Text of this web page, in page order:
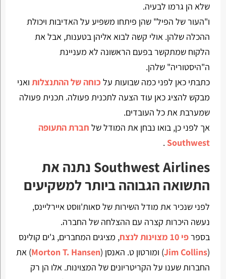
שלא הן גרמו לבעיה.
ו"העור של הפיל" שהן פיתחו משפיע על האדיבות ויכולת
ההכלה שלהן. אולי קשה לבוא אליהן בטענות, אבל את
הלקוח שמתקשר בפעם הראשונה לא מעניינת
ה"היסטוריה" שלהן.
כתבתי כאן לפני כמה שבועות על כוחה של ההתנצלותואני
מבקש להציג כאן עוד הצעה לתכנית פעולה. תכנית פעולה
שמערבת את כל העובדים.
אך לפני כן, בואו נבחן את המודל של חברת התעופה
Southwest
.
Southwest Airlines נתנה את
התשואה הגבוהה ביותר למשקיעים
לפני שנכיר את מודל השירות של סאות'ווסט איירליינס,
נעשה היכרות קצרה עם ההצלחה של החברה.
בספרפי 10 מצוינות לנצח
, מציגים המחברים, ג'ים קולינס
(
Jim Collins) ומורטון ט. האנסן (Morton T. Hansen) את
החברות שענו על הקריטריונים של המצוינות. אלו הן רק